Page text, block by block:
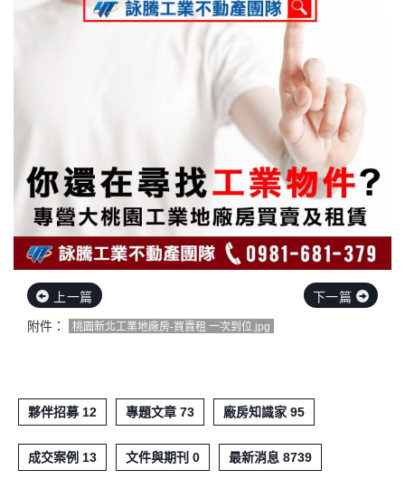
上一篇
下一篇
附件：
桃園新北工業地廠房-買賣租 一次到位.jpg
夥伴招募 12 專題文章 73 廠房知識家 95
成交案例 13 文件與期刊 0 最新消息 8739